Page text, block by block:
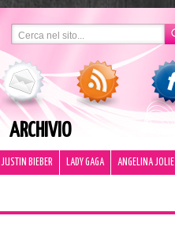
ARCHIVIO
JUSTIN BIEBER LADY GAGA ANGELINA JOLIE